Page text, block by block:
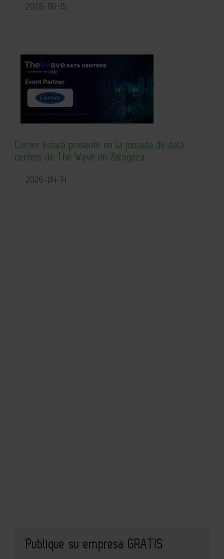
2026-06-15
Carrier estará presente en la jornada de data
centers de The Wave en Zaragoza
2026-04-14
Publique su empresa GRATIS